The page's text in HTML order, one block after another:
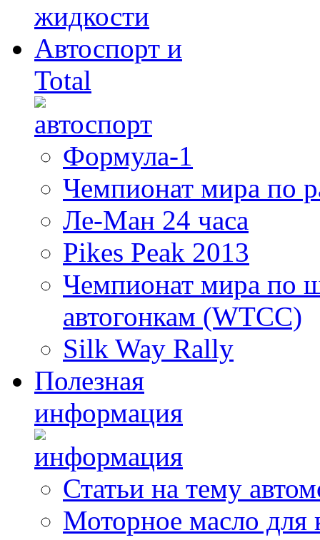
Автоспорт и
Total
Формула-1
Чемпионат мира по
Ле-Ман 24 часа
Pikes Peak 2013
Чемпионат мира по
автогонкам (WTCC)
Silk Way Rally
Полезная
информация
Статьи на тему
Моторное масло для